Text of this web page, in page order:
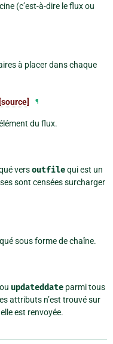
(c’est-à-dire le flux ou
à placer dans chaque
¶
du flux.
versoutfilequi est un
sont censées surcharger
sous forme de chaîne.
ou updateddate parmi tous
attributs n’est trouvé sur
est renvoyée.